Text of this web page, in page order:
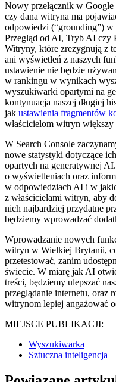
Nowy przełącznik w Google
czy dana witryna ma
odpowiedzi (“grounding”)
Przegląd od AI, Tryb AI czy
Witryny, które zrezygnują z
ani wyświetleń z naszych
ustawienie nie będzie
w rankingu w wynikach
wyszukiwarki opartymi na
kontynuacja naszej długiej
jak ustawienia fragmentów
właścicielom witryn większy
W Search Console
nowe statystyki dotyczące
opartych na generatywnej
o wyświetleniach oraz
w odpowiedziach AI i w
z właścicielami witryn, aby
nich najbardziej przydatne
będziemy wprowadzać
Wprowadzanie nowych
witryn w Wielkiej Brytanii,
przetestować, zanim
świecie. W miarę jak AI
treści, będziemy ulepszać
przeglądanie internetu, oraz
witrynom lepiej angażować
MIEJSCE PUBLIKACJI:
Wyszukiwarka
Sztuczna inteligencja